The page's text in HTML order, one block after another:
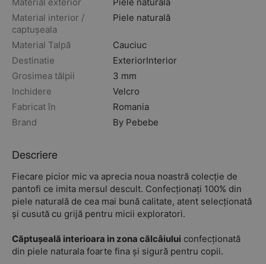
Material interior /
captușeala
Piele naturală
Material Talpă
Cauciuc
Destinatie
ExteriorInterior
Grosimea tălpii
3 mm
Inchidere
Velcro
Fabricat în
Romania
Brand
By Pebebe
Descriere
Fiecare picior mic va aprecia noua noastră colecție de
pantofi ce imita mersul descult. Confecționați 100% din
piele naturală de cea mai bună calitate, atent selecționată
și cusută cu grijă pentru micii exploratori.
Căptușeală interioara in zona călcâiului confecționată
din piele naturala foarte fina și sigură pentru copii.